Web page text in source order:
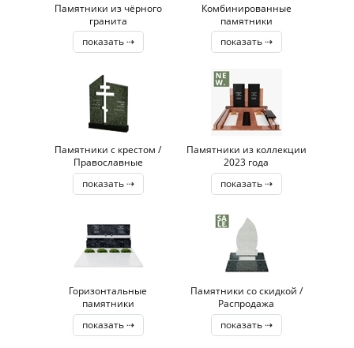
Памятники из чёрного
гранита
показать ⇢
Комбинированные
памятники
показать ⇢
Памятники с крестом /
Православные
показать ⇢
Памятники из коллекции
2023 года
показать ⇢
Горизонтальные
памятники
показать ⇢
Памятники со скидкой /
Распродажа
показать ⇢